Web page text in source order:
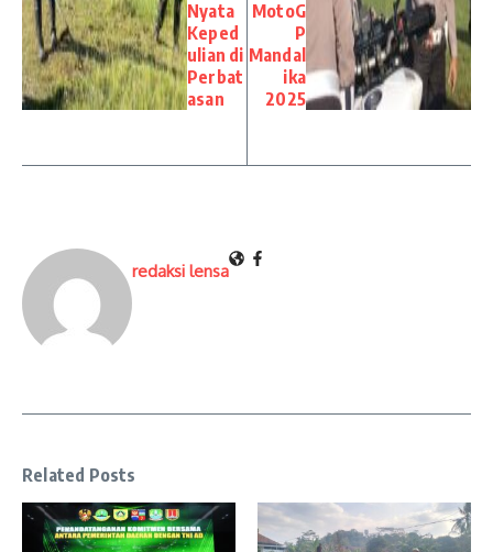
Nyata
Keped
ulian di
Perbat
asan
MotoG
P
Mandal
ika
2025
redaksi lensa
Related Posts